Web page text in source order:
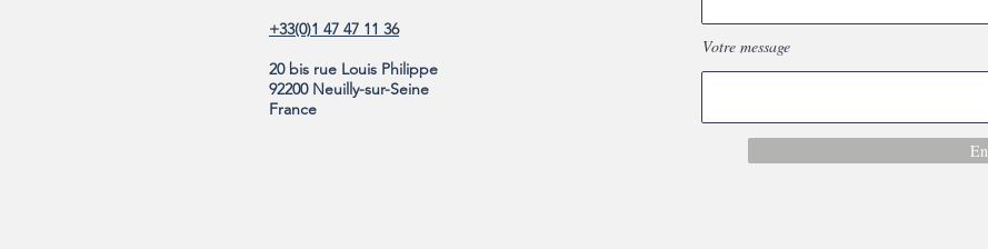
+33(0)1 47 47 11 36
20 bis rue Louis Philippe
92200 Neuilly-sur-Seine
France
Votre message